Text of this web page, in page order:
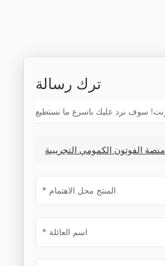
ترك رسالة
منصة الفوتون الكمومي التجريبية